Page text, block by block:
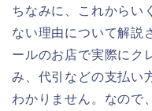
ちなみに、これからい
ない理由について解説
ールのお店で実際にク
み、代引などの支払い
わかりません。なので